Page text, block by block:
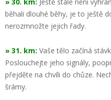
běhali dlouhé běhy, je to ještě
nerozmnožte jejich řady.
» 31. km: Vaše tělo začíná
Poslouchejte jeho signály,
přejděte na chvíli do chůze.
šrámy.